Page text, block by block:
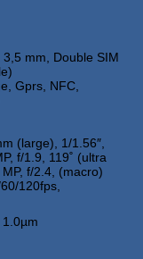
mm, Double SIM
Gprs, NFC,
(large), 1/1.56″,
f/1.9, 119˚ (ultra
f/2.4, (macro)
120fps,
1.0µm